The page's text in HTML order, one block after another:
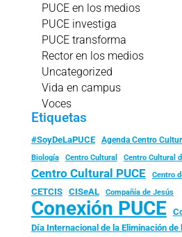
PUCE en los medios
PUCE investiga
PUCE transforma
Rector en los medios
Uncategorized
Vida en campus
Voces
Etiquetas
#SoyDeLaPUCE Agenda Centro
Biología
Centro Cultural Centro Cultural
Centro Cultural PUCE Centro
CETCIS CISeAL Compañía de Jesús
Conexión PUCE
Día Internacional de la Eliminación